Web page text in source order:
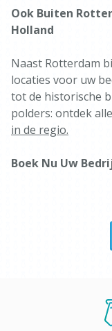
Ook Buiten
Holland
Naast Rotterdam
locaties voor uw
tot de historische
polders: ontdek
in de regio.
Boek Nu Uw